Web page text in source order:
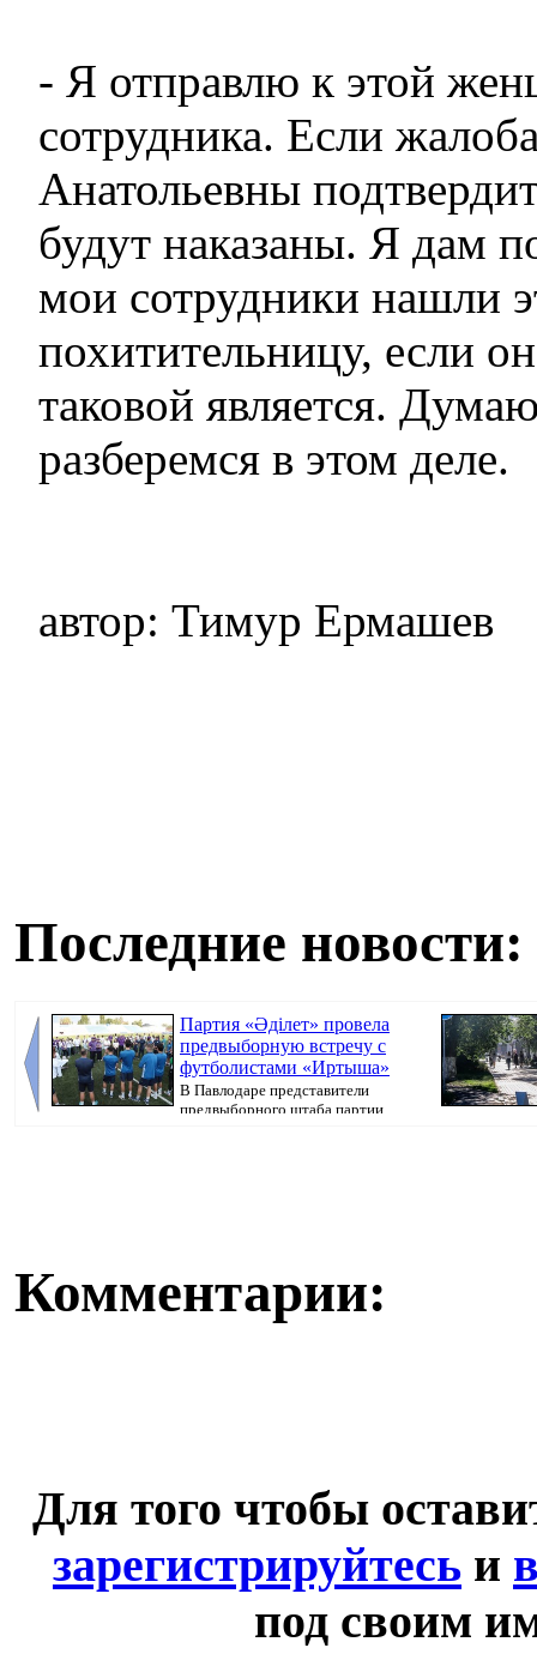
- Я отправлю к этой
сотрудника. Если
Анатольевны
будут наказаны. Я дам
мои сотрудники нашли
похитительницу, если
таковой является.
разберемся в этом деле.
автор: Тимур Ермашев
Последние новости:
Партия «Әділет» провела
предвыборную встречу с
футболистами «Иртыша»
В Павлодаре представители
предвыборного штаба партии
Комментарии:
Для того чтобы
зарегистрируйтесь и
под своим